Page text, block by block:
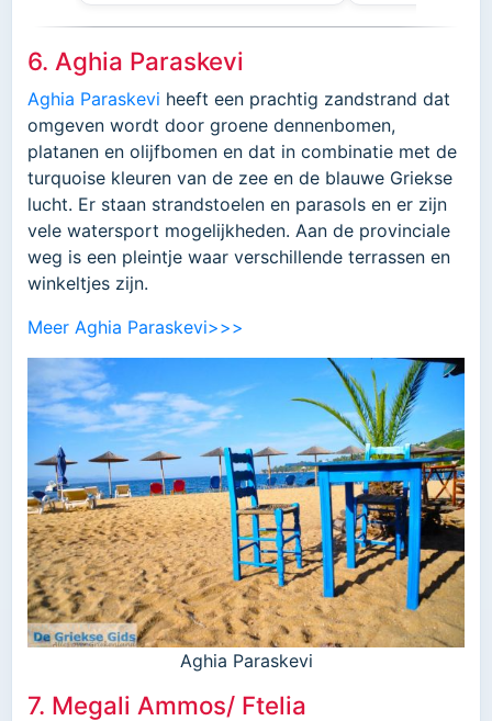
6. Aghia Paraskevi
Aghia Paraskevi heeft een prachtig zandstrand dat
omgeven wordt door groene dennenbomen,
platanen en olijfbomen en dat in combinatie met de
turquoise kleuren van de zee en de blauwe Griekse
lucht. Er staan strandstoelen en parasols en er zijn
vele watersport mogelijkheden. Aan de provinciale
weg is een pleintje waar verschillende terrassen en
winkeltjes zijn.
Meer Aghia Paraskevi>>>
Aghia Paraskevi
7. Megali Ammos/ Ftelia